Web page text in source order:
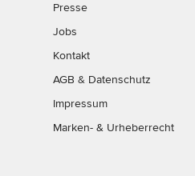
Presse
Jobs
Kontakt
AGB & Datenschutz
Impressum
Marken- & Urheberrecht